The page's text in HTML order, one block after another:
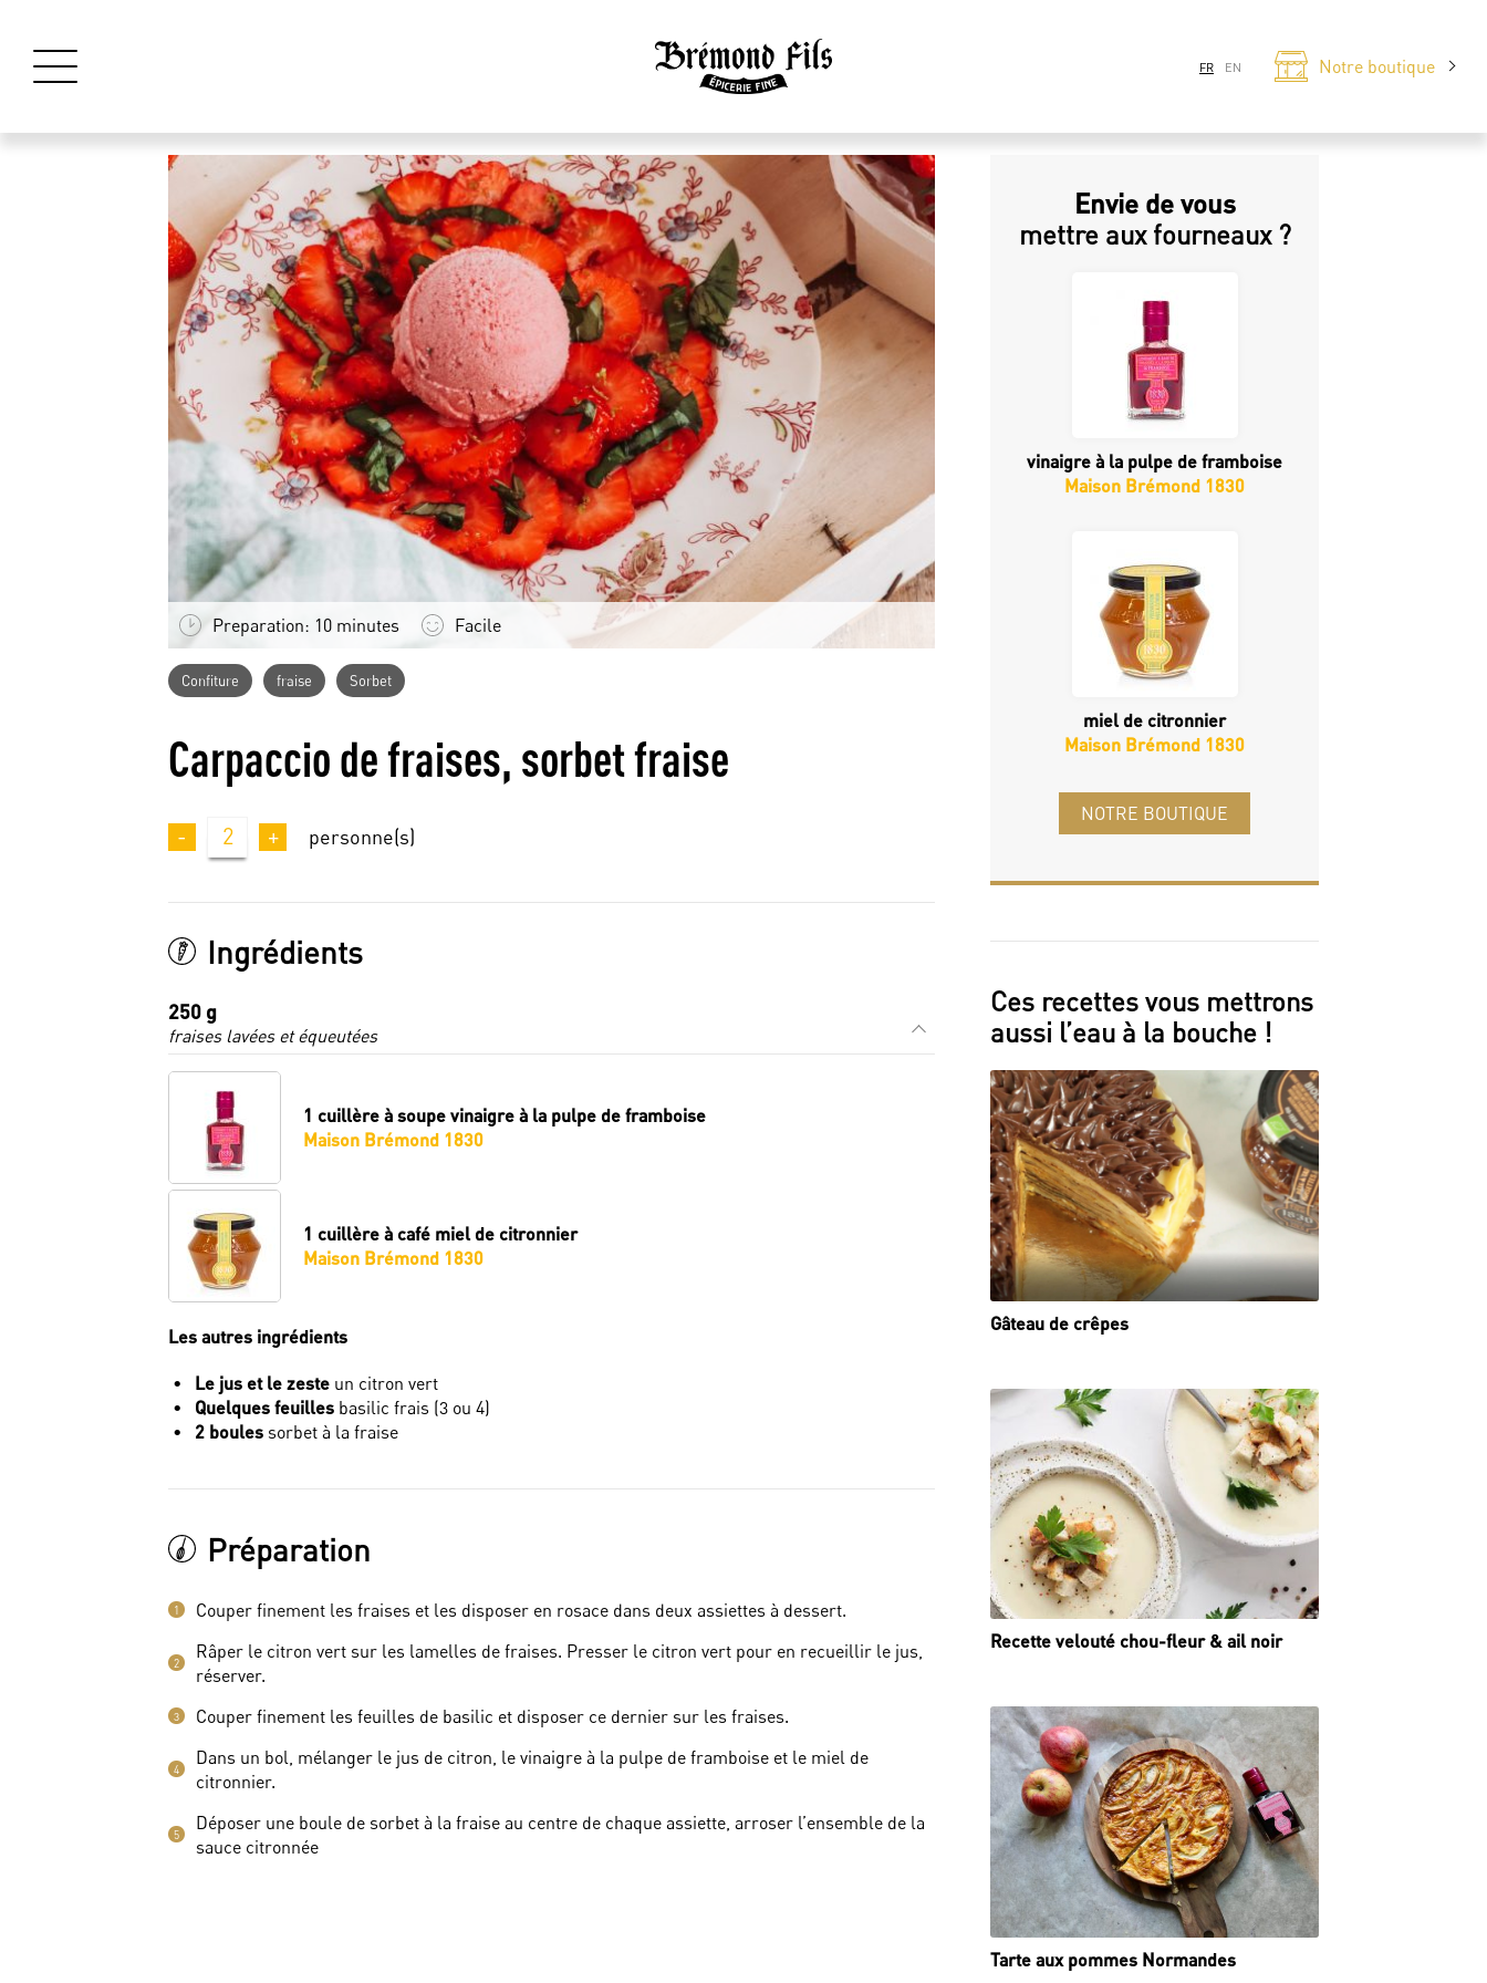
FR EN Notre boutique
Preparation: 10 minutes Facile
Confiture fraise Sorbet
Carpaccio de fraises, sorbet fraise
- 2 + personne(s)
Ingrédients
250 g
fraises lavées et équeutées
1 cuillère à soupe vinaigre à la pulpe de framboise
Maison Brémond 1830
1 cuillère à café miel de citronnier
Maison Brémond 1830
Les autres ingrédients
Le jus et le zeste un citron vert
Quelques feuilles basilic frais (3 ou 4)
2 boules sorbet à la fraise
Préparation
1 Couper finement les fraises et les disposer en rosace dans deux assiettes à dessert.
2
Râper le citron vert sur les lamelles de fraises. Presser le citron vert pour en recueillir le jus,
réserver.
3 Couper finement les feuilles de basilic et disposer ce dernier sur les fraises.
4
Dans un bol, mélanger le jus de citron, le vinaigre à la pulpe de framboise et le miel de
citronnier.
5
Déposer une boule de sorbet à la fraise au centre de chaque assiette, arroser l’ensemble de la
sauce citronnée
Envie de vous
mettre aux fourneaux ?
vinaigre à la pulpe de framboise
Maison Brémond 1830
miel de citronnier
Maison Brémond 1830
NOTRE BOUTIQUE
Ces recettes vous mettrons
aussi l’eau à la bouche !
Gâteau de crêpes
Recette velouté chou-fleur & ail noir
Tarte aux pommes Normandes